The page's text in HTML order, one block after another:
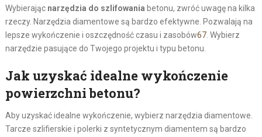
Wybierając narzędzia do szlifowania betonu, zwróć uwagę na kilka
rzeczy. Narzędzia diamentowe są bardzo efektywne. Pozwalają na
lepsze wykończenie i oszczędność czasu i zasobów67. Wybierz
narzędzie pasujące do Twojego projektu i typu betonu.
Jak uzyskać idealne wykończenie
powierzchni betonu?
Aby uzyskać idealne wykończenie, wybierz narzędzia diamentowe.
Tarcze szlifierskie i polerki z syntetycznym diamentem są bardzo